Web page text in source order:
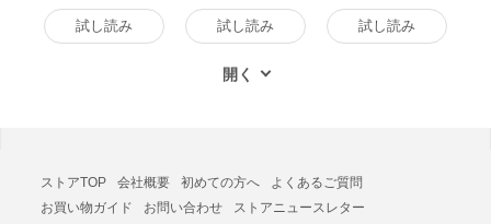
試し読み 試し読み
書籍版
試し読み
ストアTOP 会社概要 初めての方へ
よくあるご質問
お買い物ガイド
お問い合わせ
ストアニュースレター